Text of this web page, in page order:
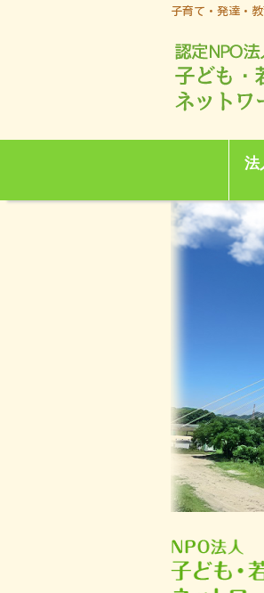
子育て・発達・
法